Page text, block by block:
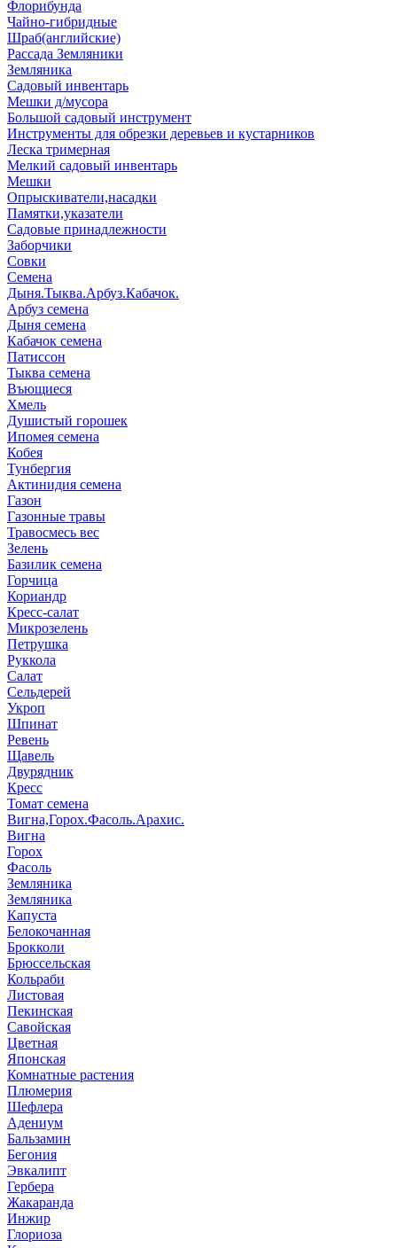
Флорибунда
Чайно-гибридные
Шраб(английские)
Рассада Земляники
Земляника
Садовый инвентарь
Мешки д/мусора
Большой садовый инструмент
Инструменты для обрезки деревьев и кустарников
Леска тримерная
Мелкий садовый инвентарь
Мешки
Опрыскиватели,насадки
Памятки,указатели
Садовые принадлежности
Заборчики
Совки
Семена
Дыня.Тыква.Арбуз.Кабачок.
Арбуз семена
Дыня семена
Кабачок семена
Патиссон
Тыква семена
Въющиеся
Хмель
Душистый горошек
Ипомея семена
Кобея
Тунбергия
Актинидия семена
Газон
Газонные травы
Травосмесь вес
Зелень
Базилик семена
Горчица
Кориандр
Кресс-салат
Микрозелень
Петрушка
Руккола
Салат
Сельдерей
Укроп
Шпинат
Ревень
Щавель
Двурядник
Кресс
Томат семена
Вигна,Горох.Фасоль.Арахис.
Вигна
Горох
Фасоль
Земляника
Земляника
Капуста
Белокочанная
Брокколи
Брюссельская
Кольраби
Листовая
Пекинская
Савойская
Цветная
Японская
Комнатные растения
Плюмерия
Шефлера
Адениум
Бальзамин
Бегония
Эвкалипт
Гербера
Жакаранда
Инжир
Глориоза